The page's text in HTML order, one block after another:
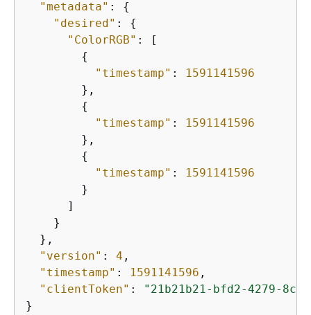
"metadata" : {
"desired" : {
"ColorRGB" : [
{
"timestamp" :
1591141596
        },
{
"timestamp" :
1591141596
        },
{
"timestamp" :
1591141596
        }
      ]
    }
  },
"version" : 4 ,
"timestamp" : 1591141596 ,
"clientToken" :
"21b21b21-bfd2-4279-
}